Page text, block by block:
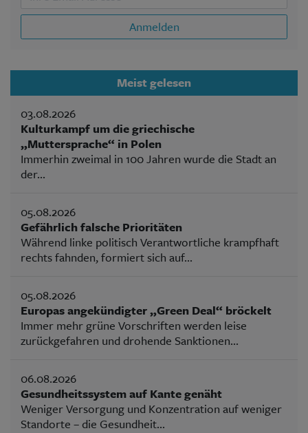
Anmelden
Meist gelesen
03.08.2026
Kulturkampf um die griechische
„Muttersprache“ in Polen
Immerhin zweimal in 100 Jahren wurde die Stadt an
der...
05.08.2026
Gefährlich falsche Prioritäten
Während linke politisch Verantwortliche krampfhaft
rechts fahnden, formiert sich auf...
05.08.2026
Europas angekündigter „Green Deal“ bröckelt
Immer mehr grüne Vorschriften werden leise
zurückgefahren und drohende Sanktionen...
06.08.2026
Gesundheitssystem auf Kante genäht
Weniger Versorgung und Konzentration auf weniger
Standorte – die Gesundheit...